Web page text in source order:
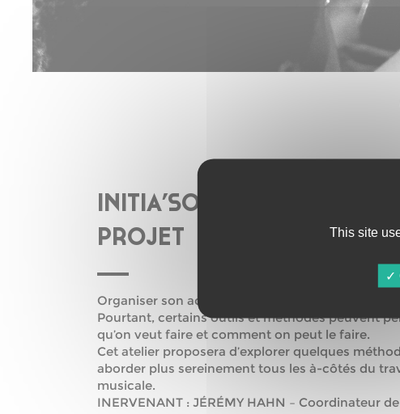
INITIA’SON : DÉVELOPPER
PROJET
Organiser son activité de musicien·nes peut être
Pourtant, certains outils et méthodes peuvent
qu’on veut faire et comment on peut le faire.
Cet atelier proposera d’explorer quelques
aborder plus sereinement tous les à-côtés du
musicale.
INERVENANT : JÉRÉMY HAHN – Coordinateur
This site